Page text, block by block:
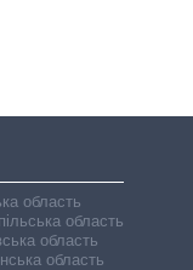
область
область
область
область